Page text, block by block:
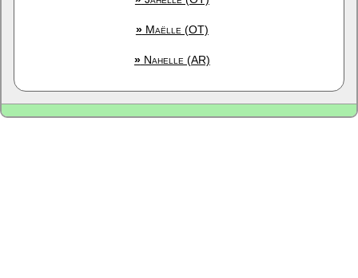
»Maëlle (OT)
»Nahelle (AR)